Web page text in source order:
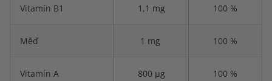
Vitamín B1 1,1 mg 100 %
Měď 1 mg 100 %
Vitamín A 800 µg 100 %